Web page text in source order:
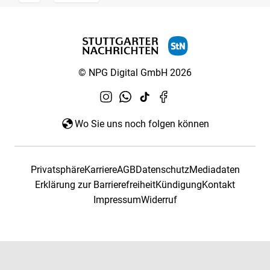
© NPG Digital GmbH 2026
Wo Sie uns noch folgen können
PrivatsphäreKarriereAGBDatenschutzMediadaten
Erklärung zur BarrierefreiheitKündigungKontakt
ImpressumWiderruf